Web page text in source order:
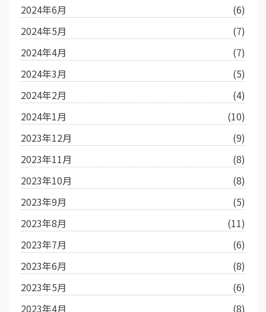
2024年6月
(6)
2024年5月
(7)
2024年4月
(7)
2024年3月
(5)
2024年2月
(4)
2024年1月
(10)
2023年12月
(9)
2023年11月
(8)
2023年10月
(8)
2023年9月
(5)
2023年8月
(11)
2023年7月
(6)
2023年6月
(8)
2023年5月
(6)
2023年4月
(8)